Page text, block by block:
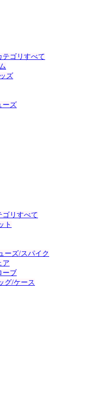
テゴリすべて
ズ
ーズ
ゴリすべて
ト
ーズ/スパイク
ア
ーブ
グ/ケース